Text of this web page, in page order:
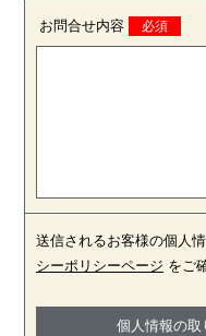
お問合せ内容
送信されるお客様の個人
シーポリシーページ をご
個人情報の取